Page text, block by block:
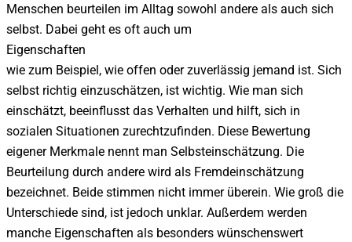
Menschen beurteilen im Alltag sowohl andere als auch sich
selbst. Dabei geht es oft auch um
Eigenschaften
wie zum Beispiel, wie offen oder zuverlässig jemand ist. Sich
selbst richtig einzuschätzen, ist wichtig. Wie man sich
einschätzt, beeinflusst das Verhalten und hilft, sich in
sozialen Situationen zurechtzufinden. Diese Bewertung
eigener Merkmale nennt man Selbsteinschätzung. Die
Beurteilung durch andere wird als Fremdeinschätzung
bezeichnet. Beide stimmen nicht immer überein. Wie groß die
Unterschiede sind, ist jedoch unklar. Außerdem werden
manche Eigenschaften als besonders wünschenswert